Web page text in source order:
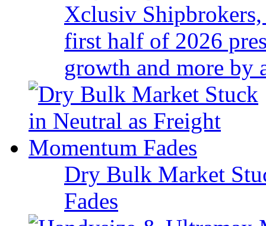
Xclusiv
first half of 2026
growth and more
Dry Bulk Market
Fades